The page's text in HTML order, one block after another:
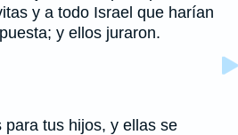
y a todo Israel que harían
y ellos juraron.
tus hijos, y ellas se